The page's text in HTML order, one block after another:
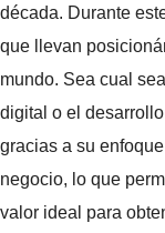
década. Durante
que llevan
mundo. Sea cual
digital o el
gracias a su
negocio, lo que
valor ideal para